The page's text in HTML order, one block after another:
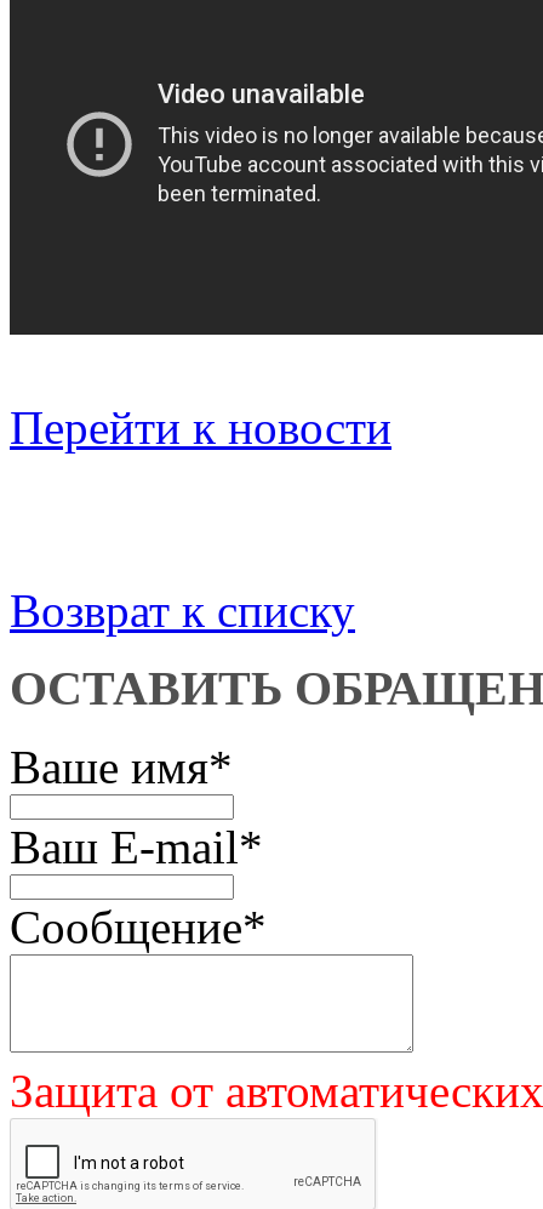
Перейти к новости
Возврат к списку
ОСТАВИТЬ
Ваше имя*
Ваш E-mail*
Сообщение*
Защита от